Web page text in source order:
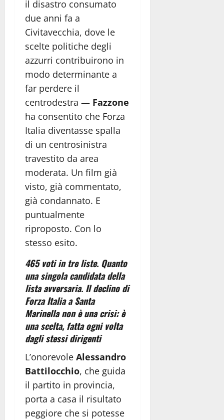
il disastro consumato
due anni fa a
Civitavecchia, dove le
scelte politiche degli
azzurri contribuirono in
modo determinante a
far perdere il
centrodestra — Fazzone
ha consentito che Forza
Italia diventasse spalla
di un centrosinistra
travestito da area
moderata. Un film già
visto, già commentato,
già condannato. E
puntualmente
riproposto. Con lo
stesso esito.
465 voti in tre liste. Quanto
una singola candidata della
lista avversaria. Il declino di
Forza Italia a Santa
Marinella non è una crisi: è
una scelta, fatta ogni volta
dagli stessi dirigenti
L’onorevole Alessandro
Battilocchio, che guida
il partito in provincia,
porta a casa il risultato
peggiore che si potesse